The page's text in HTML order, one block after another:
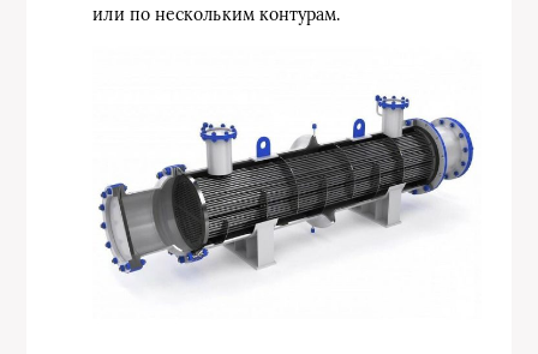
или по нескольким контурам.